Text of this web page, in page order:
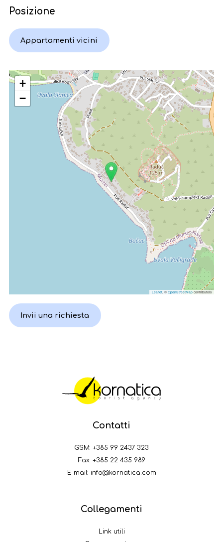
Posizione
Appartamenti vicini
+
−
Leaflet , © OpenStreetMap contributors
Invii una richiesta
Contatti
GSM: +385 99 2437 323
Fax: +385 22 435 989
E-mail: info@kornatica.com
Collegamenti
Link utili